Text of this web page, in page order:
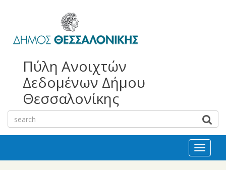
bayan
escort
escort
Πύλη Ανοιχτών
Δεδομένων Δήμου
Θεσσαλονίκης
Toggle